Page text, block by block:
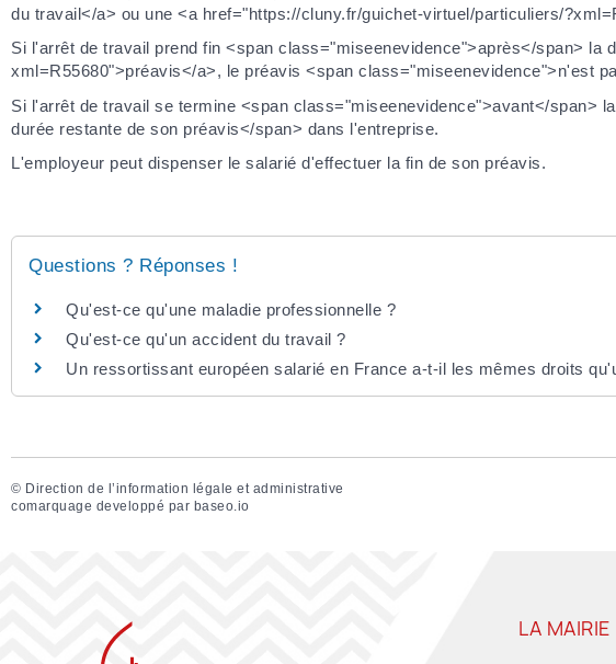
du travail</a> ou une <a href="https://cluny.fr/guichet-virtuel/particuliers/
Si l'arrêt de travail prend fin <span class="miseenevidence">après</span>
xml=R55680">préavis</a>, le préavis <span class="miseenevidence">n'est
Si l'arrêt de travail se termine <span class="miseenevidence">avant</span>
durée restante de son préavis</span> dans l'entreprise.
L'employeur peut dispenser le salarié d'effectuer la fin de son préavis.
Questions ? Réponses !
Qu'est-ce qu'une maladie professionnelle ?
Qu'est-ce qu'un accident du travail ?
Un ressortissant européen salarié en France a-t-il les mêmes droits
© Direction de l’information légale et administrative
comarquage developpé par baseo.io
LA MAIRIE